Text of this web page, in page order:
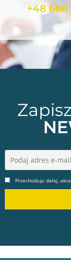
+48 666
Przechodząc dalej,